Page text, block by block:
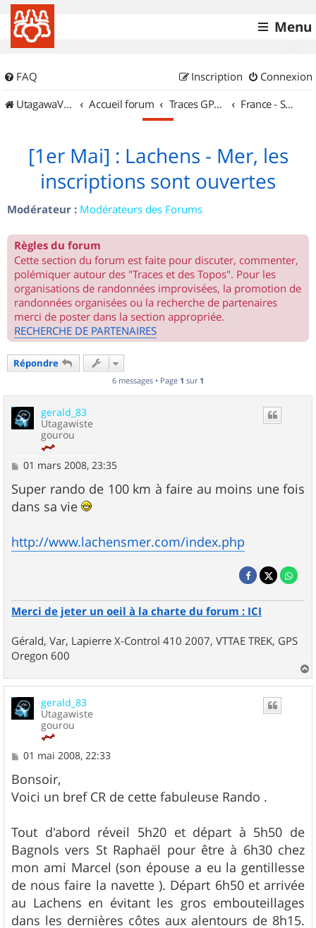
Menu
FAQ Connexion
Inscription
UtagawaVTT (Randos VTT et VTTAE avec traces GPS)
Accueil forum Traces GPS de randos VTT France - Sud Est
[1er Mai] : Lachens - Mer, les
inscriptions sont ouvertes
Modérateur : Modérateurs des Forums
Règles du forum
Cette section du forum est faite pour discuter, commenter,
polémiquer autour des "Traces et des Topos". Pour les
organisations de randonnées improvisées, la promotion de
randonnées organisées ou la recherche de partenaires
merci de poster dans la section appropriée.
RECHERCHE DE PARTENAIRES
Répondre
6 messages • Page 1 sur 1
gerald_83
Utagawiste
gourou
M
s
s
a
01 mars 2008, 23:35
Super rando de 100 km à faire au moins une fois
dans sa vie
http://www.lachensmer.com/index.php
Merci de jeter un oeil à la charte du forum : ICI
Gérald, Var, Lapierre X-Control 410 2007, VTTAE TREK, GPS
Oregon 600
a
u
gerald_83
Utagawiste
gourou
M
s
s
a
01 mai 2008, 22:33
Bonsoir,
Voici un bref CR de cette fabuleuse Rando .
Tout d'abord réveil 5h20 et départ à 5h50 de
Bagnols vers St Raphaël pour être à 6h30 chez
mon ami Marcel (son épouse a eu la gentillesse
de nous faire la navette ). Départ 6h50 et arrivée
au Lachens en évitant les gros embouteillages
dans les dernières côtes aux alentours de 8h15.